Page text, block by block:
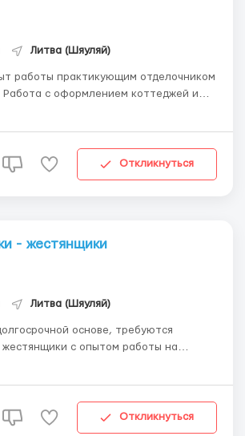
Литва (Шяуляй)
любые поверхности ...
Откликнуться
- жестянщики
Литва (Шяуляй)
основе, требуются
с опытом работы на
работы:
менее 1 год Работа 200-250 часов в месяц Умение чи...
Откликнуться